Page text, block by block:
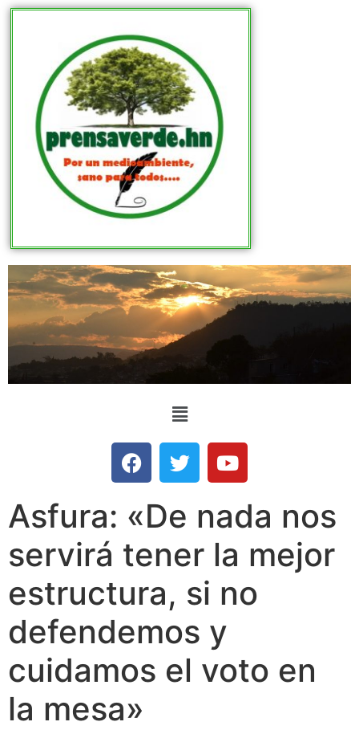
Asfura: «De nada nos
servirá tener la mejor
estructura, si no
defendemos y
cuidamos el voto en
la mesa»